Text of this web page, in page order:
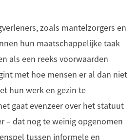
zoals mantelzorgers en
hun maatschappelijke taak
als een reeks voorwaarden
met hoe mensen er al dan niet
hun werk en gezin te
gaat evenzeer over het statuut
– dat nog te weinig opgenomen
tussen informele en